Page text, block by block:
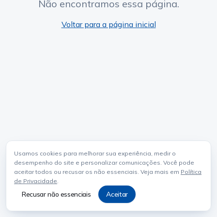
Usamos cookies para melhorar sua experiência, medir o
desempenho do site e personalizar comunicações. Você pode
aceitar todos ou recusar os não essenciais. Veja mais em Política
de Privacidade.
Recusar não essenciais Aceitar
Não encontramos essa página.
Voltar para a página inicial